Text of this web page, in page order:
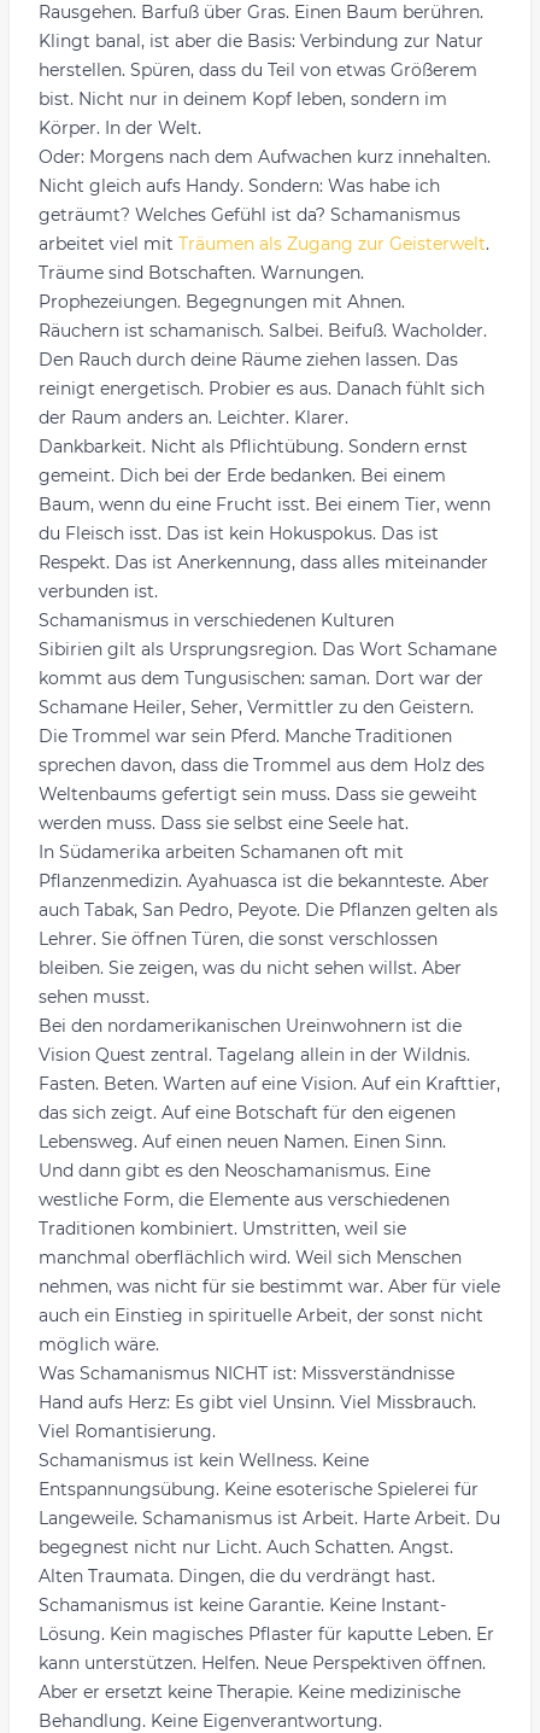
Rausgehen. Barfuß über Gras. Einen Baum berühren.
Klingt banal, ist aber die Basis: Verbindung zur Natur
herstellen. Spüren, dass du Teil von etwas Größerem
bist. Nicht nur in deinem Kopf leben, sondern im
Körper. In der Welt.
Oder: Morgens nach dem Aufwachen kurz innehalten.
Nicht gleich aufs Handy. Sondern: Was habe ich
geträumt? Welches Gefühl ist da? Schamanismus
arbeitet viel mit Träumen als Zugang zur Geisterwelt.
Träume sind Botschaften. Warnungen.
Prophezeiungen. Begegnungen mit Ahnen.
Räuchern ist schamanisch. Salbei. Beifuß. Wacholder.
Den Rauch durch deine Räume ziehen lassen. Das
reinigt energetisch. Probier es aus. Danach fühlt sich
der Raum anders an. Leichter. Klarer.
Dankbarkeit. Nicht als Pflichtübung. Sondern ernst
gemeint. Dich bei der Erde bedanken. Bei einem
Baum, wenn du eine Frucht isst. Bei einem Tier, wenn
du Fleisch isst. Das ist kein Hokuspokus. Das ist
Respekt. Das ist Anerkennung, dass alles miteinander
verbunden ist.
Schamanismus in verschiedenen Kulturen
Sibirien gilt als Ursprungsregion. Das Wort Schamane
kommt aus dem Tungusischen: saman. Dort war der
Schamane Heiler, Seher, Vermittler zu den Geistern.
Die Trommel war sein Pferd. Manche Traditionen
sprechen davon, dass die Trommel aus dem Holz des
Weltenbaums gefertigt sein muss. Dass sie geweiht
werden muss. Dass sie selbst eine Seele hat.
In Südamerika arbeiten Schamanen oft mit
Pflanzenmedizin. Ayahuasca ist die bekannteste. Aber
auch Tabak, San Pedro, Peyote. Die Pflanzen gelten als
Lehrer. Sie öffnen Türen, die sonst verschlossen
bleiben. Sie zeigen, was du nicht sehen willst. Aber
sehen musst.
Bei den nordamerikanischen Ureinwohnern ist die
Vision Quest zentral. Tagelang allein in der Wildnis.
Fasten. Beten. Warten auf eine Vision. Auf ein Krafttier,
das sich zeigt. Auf eine Botschaft für den eigenen
Lebensweg. Auf einen neuen Namen. Einen Sinn.
Und dann gibt es den Neoschamanismus. Eine
westliche Form, die Elemente aus verschiedenen
Traditionen kombiniert. Umstritten, weil sie
manchmal oberflächlich wird. Weil sich Menschen
nehmen, was nicht für sie bestimmt war. Aber für viele
auch ein Einstieg in spirituelle Arbeit, der sonst nicht
möglich wäre.
Was Schamanismus NICHT ist: Missverständnisse
Hand aufs Herz: Es gibt viel Unsinn. Viel Missbrauch.
Viel Romantisierung.
Schamanismus ist kein Wellness. Keine
Entspannungsübung. Keine esoterische Spielerei für
Langeweile. Schamanismus ist Arbeit. Harte Arbeit. Du
begegnest nicht nur Licht. Auch Schatten. Angst.
Alten Traumata. Dingen, die du verdrängt hast.
Schamanismus ist keine Garantie. Keine Instant-
Lösung. Kein magisches Pflaster für kaputte Leben. Er
kann unterstützen. Helfen. Neue Perspektiven öffnen.
Aber er ersetzt keine Therapie. Keine medizinische
Behandlung. Keine Eigenverantwortung.